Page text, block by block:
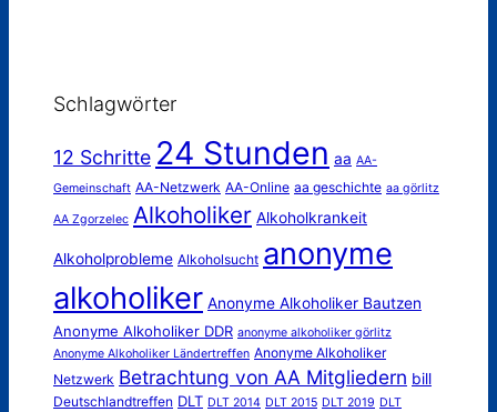
Schlagwörter
12 Schritte 24 Stunden aa AA-
Gemeinschaft AA-Netzwerk AA-Online aa geschichte aa görlitz
AA Zgorzelec Alkoholiker Alkoholkrankeit
Alkoholprobleme Alkoholsucht anonyme
alkoholiker Anonyme Alkoholiker Bautzen
Anonyme Alkoholiker DDR anonyme alkoholiker görlitz
Anonyme Alkoholiker Ländertreffen Anonyme Alkoholiker
Netzwerk Betrachtung von AA Mitgliedern bill
Deutschlandtreffen DLT DLT 2014 DLT 2015 DLT 2019 DLT